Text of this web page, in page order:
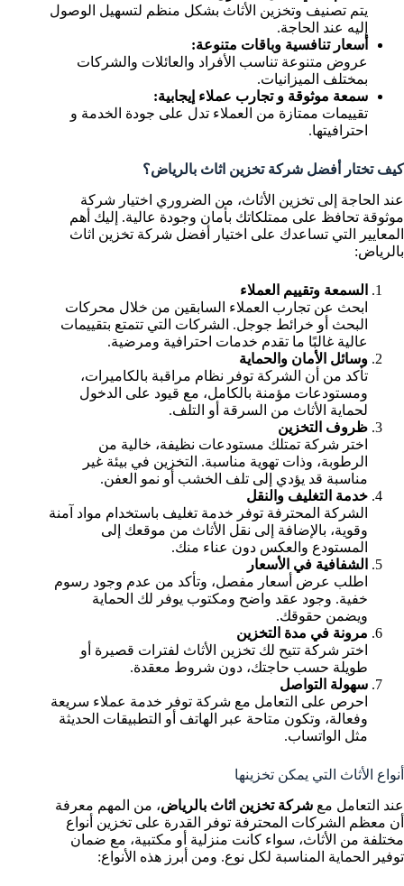
يتم تصنيف وتخزين الأثاث بشكل منظم لتسهيل الوصول
إليه عند الحاجة.
أسعار تنافسية وباقات متنوعة:
عروض متنوعة تناسب الأفراد والعائلات والشركات
بمختلف الميزانيات.
سمعة موثوقة و تجارب عملاء إيجابية:
تقييمات ممتازة من العملاء تدل على جودة الخدمة و
احترافيتها.
كيف تختار أفضل شركة تخزين اثاث بالرياض؟
عند الحاجة إلى تخزين الأثاث، من الضروري اختيار شركة
موثوقة تحافظ على ممتلكاتك بأمان وجودة عالية. إليك أهم
المعايير التي تساعدك على اختيار أفضل شركة تخزين اثاث
بالرياض:
السمعة وتقييم العملاء
ابحث عن تجارب العملاء السابقين من خلال محركات
البحث أو خرائط جوجل. الشركات التي تتمتع بتقييمات
عالية غالبًا ما تقدم خدمات احترافية ومرضية.
وسائل الأمان والحماية
تأكد من أن الشركة توفر نظام مراقبة بالكاميرات،
ومستودعات مؤمنة بالكامل، مع قيود على الدخول
لحماية الأثاث من السرقة أو التلف.
ظروف التخزين
اختر شركة تمتلك مستودعات نظيفة، خالية من
الرطوبة، وذات تهوية مناسبة. التخزين في بيئة غير
مناسبة قد يؤدي إلى تلف الخشب أو نمو العفن.
خدمة التغليف والنقل
الشركة المحترفة توفر خدمة تغليف باستخدام مواد آمنة
وقوية، بالإضافة إلى نقل الأثاث من موقعك إلى
المستودع والعكس دون عناء منك.
الشفافية في الأسعار
اطلب عرض أسعار مفصل، وتأكد من عدم وجود رسوم
خفية. وجود عقد واضح ومكتوب يوفر لك الحماية
ويضمن حقوقك.
مرونة في مدة التخزين
اختر شركة تتيح لك تخزين الأثاث لفترات قصيرة أو
طويلة حسب حاجتك، دون شروط معقدة.
سهولة التواصل
احرص على التعامل مع شركة توفر خدمة عملاء سريعة
وفعالة، وتكون متاحة عبر الهاتف أو التطبيقات الحديثة
مثل الواتساب.
أنواع الأثاث التي يمكن تخزينها‎
عند التعامل مع شركة تخزين اثاث بالرياض، من المهم معرفة
أن معظم الشركات المحترفة توفر القدرة على تخزين أنواع
مختلفة من الأثاث، سواء كانت منزلية أو مكتبية، مع ضمان
توفير الحماية المناسبة لكل نوع. ومن أبرز هذه الأنواع: